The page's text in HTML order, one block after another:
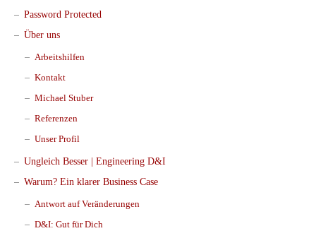
Password Protected
Über uns
Arbeitshilfen
Kontakt
Michael Stuber
Referenzen
Unser Profil
Ungleich Besser | Engineering D&I
Warum? Ein klarer Business Case
Antwort auf Veränderungen
D&I: Gut für Dich